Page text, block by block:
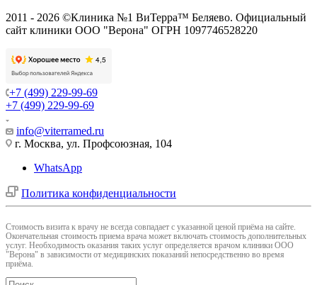
2011 - 2026 ©Клиника №1 ВиТерра™ Беляево. Официальный
сайт клиники ООО "Верона" ОГРН 1097746528220
+7 (499) 229-99-69
+7 (499) 229-99-69
info@viterramed.ru
г. Москва, ул. Профсоюзная, 104
WhatsApp
Политика конфиденциальности
Cтоимость визита к врачу не всегда совпадает с указанной ценой приёма на сайте.
Окончательная стоимость приема врача может включать стоимость дополнительных
услуг. Необходимость оказания таких услуг определяется врачом клиники ООО
"Верона" в зависимости от медицинских показаний непосредственно во время
приёма.